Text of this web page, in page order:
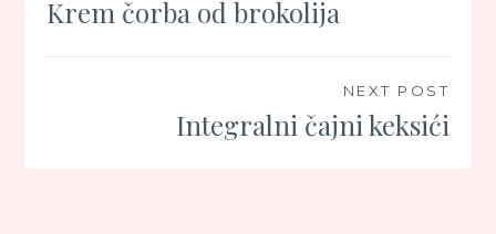
чланка
Krem čorba od brokolija
NEXT POST
Integralni čajni keksići